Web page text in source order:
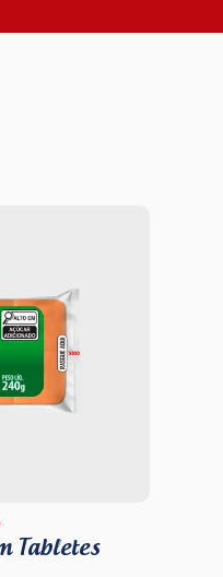
Tabletes